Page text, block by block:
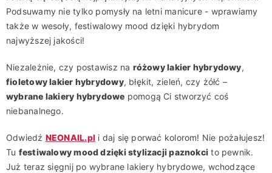
Podsuwamy nie tylko pomysły na letni manicure - wprawiamy
także w wesoły, festiwalowy mood dzięki hybrydom
najwyższej jakości!
Niezależnie, czy postawisz na różowy lakier hybrydowy,
fioletowy lakier hybrydowy, błękit, zieleń, czy żółć –
wybrane lakiery hybrydowe pomogą Ci stworzyć coś
niebanalnego.
Odwiedź NEONAIL.pli daj się porwać kolorom! Nie pożałujesz!
Tu festiwalowy mood dzięki stylizacji paznokci to pewnik.
Już teraz sięgnij po wybrane lakiery hybrydowe, wchodzące